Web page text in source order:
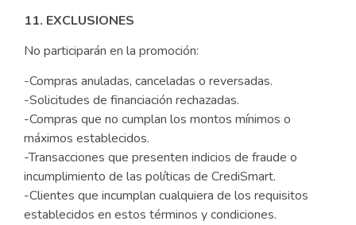
11. EXCLUSIONES
No participarán en la promoción:
-Compras anuladas, canceladas o reversadas.
-Solicitudes de financiación rechazadas.
-Compras que no cumplan los montos mínimos o
máximos establecidos.
-Transacciones que presenten indicios de fraude o
incumplimiento de las políticas de CrediSmart.
-Clientes que incumplan cualquiera de los requisitos
establecidos en estos términos y condiciones.